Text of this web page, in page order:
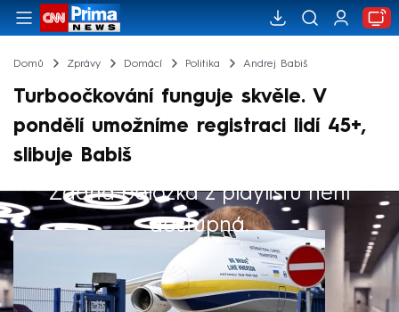
Domů Zprávy Domácí Politika Andrej Babiš
Turboočkování funguje skvěle. V
pondělí umožníme registraci lidí 45+,
slibuje Babiš
Žádná položka z playlistu není
dostupná.
Výběr redakce